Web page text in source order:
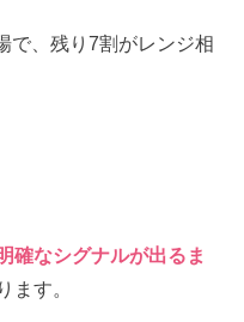
で、残り7割がレンジ相
確なシグナルが出るま
ます。